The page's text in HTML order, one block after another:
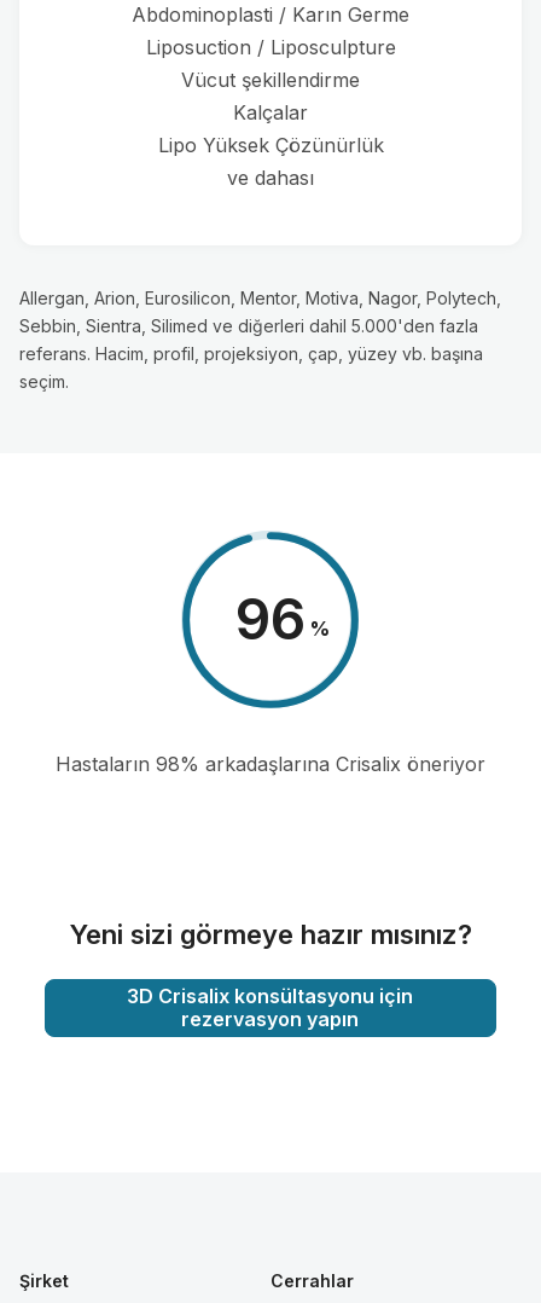
Abdominoplasti / Karın Germe
Liposuction / Liposculpture
Vücut şekillendirme
Kalçalar
Lipo Yüksek Çözünürlük
ve dahası
Allergan, Arion, Eurosilicon, Mentor, Motiva, Nagor, Polytech,
Sebbin, Sientra, Silimed ve diğerleri dahil 5.000'den fazla
referans. Hacim, profil, projeksiyon, çap, yüzey vb. başına
seçim.
98 %
Hastaların 98% arkadaşlarına Crisalix öneriyor
Yeni sizi görmeye hazır mısınız?
3D Crisalix konsültasyonu için
rezervasyon yapın
Şirket
Cerrahlar